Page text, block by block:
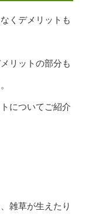
くデメリットも
リットの部分も
についてご紹介
雑草が生えたり